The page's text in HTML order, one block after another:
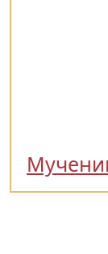
Семья и